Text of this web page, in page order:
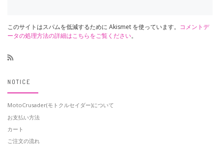
このサイトはスパムを低減するために Akismet を使っています。 コメントデ
ータの処理方法の詳細はこちらをご覧ください。
NOTICE
MotoCrusader(モトクルセイダー)について
お支払い方法
カート
ご注文の流れ